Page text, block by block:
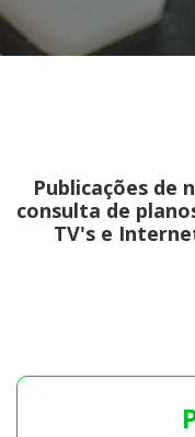
Publicações de
consulta de
TV's e